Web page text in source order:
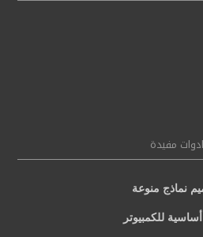
ادوات مفيدة
نماذج منوعة
للكمبيوتر